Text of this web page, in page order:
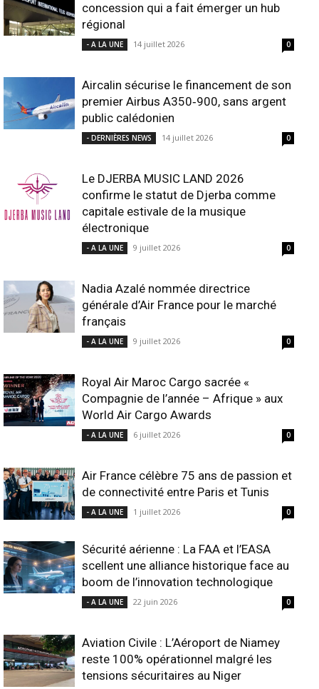
concession qui a fait émerger un hub
régional
- A LA UNE 14 juillet 2026 0
Aircalin sécurise le financement de son
premier Airbus A350‑900, sans argent
public calédonien
- DERNIÈRES NEWS 14 juillet 2026 0
Le DJERBA MUSIC LAND 2026
confirme le statut de Djerba comme
capitale estivale de la musique
électronique
- A LA UNE 9 juillet 2026 0
Nadia Azalé nommée directrice
générale d’Air France pour le marché
français
- A LA UNE 9 juillet 2026 0
Royal Air Maroc Cargo sacrée «
Compagnie de l’année – Afrique » aux
World Air Cargo Awards
- A LA UNE 6 juillet 2026 0
Air France célèbre 75 ans de passion et
de connectivité entre Paris et Tunis
- A LA UNE 1 juillet 2026 0
Sécurité aérienne : La FAA et l’EASA
scellent une alliance historique face au
boom de l’innovation technologique
- A LA UNE 22 juin 2026 0
Aviation Civile : L’Aéroport de Niamey
reste 100% opérationnel malgré les
tensions sécuritaires au Niger